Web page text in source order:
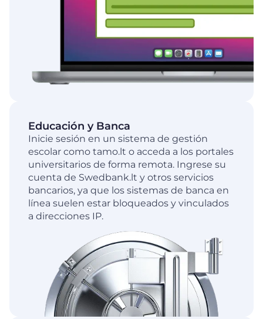
Educación y Banca
Inicie sesión en un sistema de gestión
escolar como tamo.lt o acceda a los portales
universitarios de forma remota. Ingrese su
cuenta de Swedbank.lt y otros servicios
bancarios, ya que los sistemas de banca en
línea suelen estar bloqueados y vinculados
a direcciones IP.